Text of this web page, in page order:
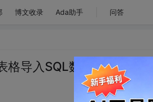
博文收录 Ada助手 问答
格导入SQL数据库